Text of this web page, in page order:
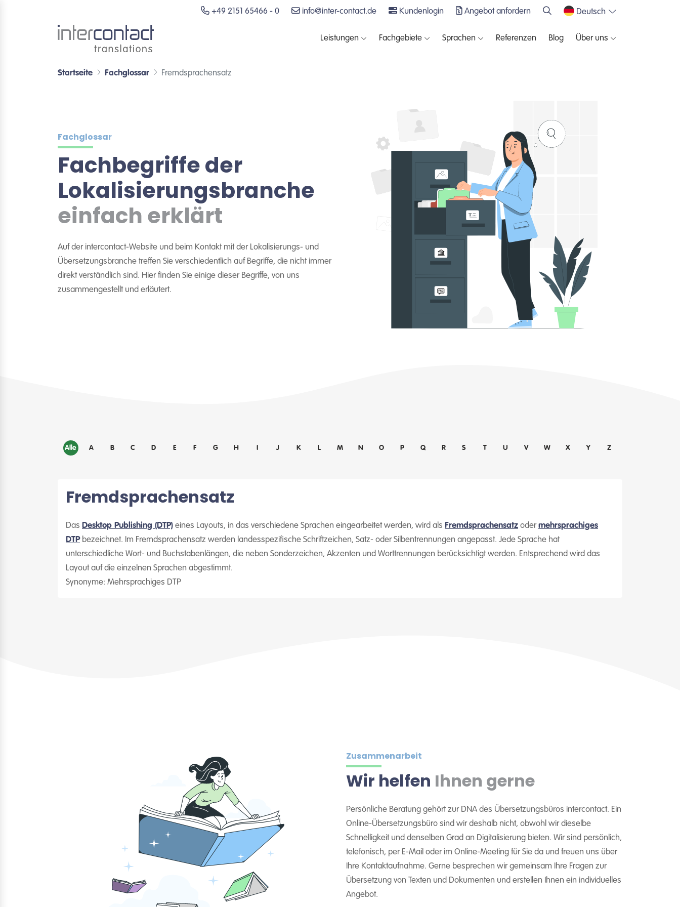
+49 2151 65466 - 0 info@inter-contact.de Kundenlogin Angebot anfordern Deutsch
Leistungen Fachgebiete Sprachen Referenzen Blog Über uns
Startseite Fachglossar Fremdsprachensatz
Fachglossar
Fachbegriffe der
Lokalisierungsbranche
einfach erklärt
Auf der intercontact-Website und beim Kontakt mit der Lokalisierungs- und
Übersetzungsbranche treffen Sie verschiedentlich auf Begriffe, die nicht immer
direkt verständlich sind. Hier finden Sie einige dieser Begriffe, von uns
zusammengestellt und erläutert.
Alle A B C D E F G H I J K L M N O P Q R S T U V W X Y Z
Fremdsprachensatz
Das Desktop Publishing (DTP) eines Layouts, in das verschiedene Sprachen eingearbeitet werden, wird als Fremdsprachensatz odermehrsprachiges
DTPbezeichnet. Im Fremdsprachensatz werden landesspezifische Schriftzeichen, Satz- oder Silbentrennungen angepasst. Jede Sprache hat
unterschiedliche Wort- und Buchstabenlängen, die neben Sonderzeichen, Akzenten und Worttrennungen berücksichtigt werden. Entsprechend wird das
Layout auf die einzelnen Sprachen abgestimmt.
Synonyme: Mehrsprachiges DTP
Zusammenarbeit
Wir helfen Ihnen gerne
Persönliche Beratung gehört zur DNA des Übersetzungsbüros intercontact. Ein
Online-Übersetzungsbüro sind wir deshalb nicht, obwohl wir dieselbe
Schnelligkeit und denselben Grad an Digitalisierung bieten. Wir sind persönlich,
telefonisch, per E-Mail oder im Online-Meeting für Sie da und freuen uns über
Ihre Kontaktaufnahme. Gerne besprechen wir gemeinsam Ihre Fragen zur
Übersetzung von Texten und Dokumenten und erstellen Ihnen ein individuelles
Angebot.